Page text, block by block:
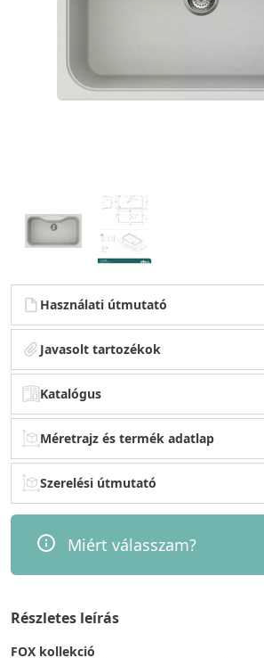
Használati útmutató
Javasolt tartozékok
Katalógus
Méretrajz és termék adatlap
Szerelési útmutató
Miért válasszam?
Részletes leírás
FOX kollekció